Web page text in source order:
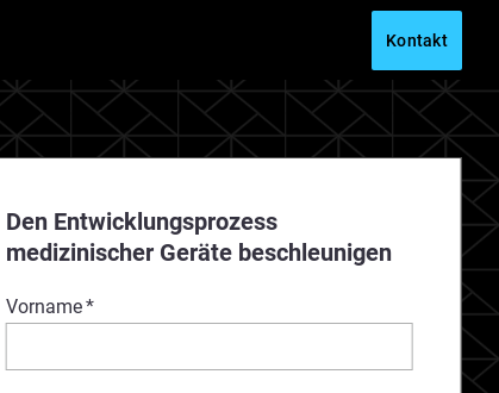
Kontakt
Den Entwicklungsprozess
medizinischer Geräte beschleunigen
Vorname*